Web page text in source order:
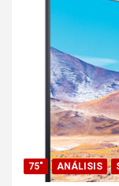
75" ANÁLISIS